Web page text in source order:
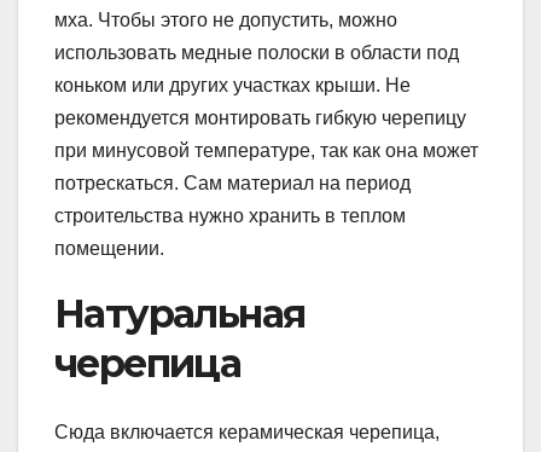
мха. Чтобы этого не допустить, можно
использовать медные полоски в области под
коньком или других участках крыши. Не
рекомендуется монтировать гибкую черепицу
при минусовой температуре, так как она может
потрескаться. Сам материал на период
строительства нужно хранить в теплом
помещении.
Натуральная
черепица
Сюда включается керамическая черепица,